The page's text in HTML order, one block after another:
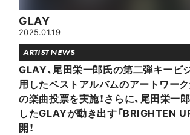
GLAY
2025.01.19
ARTIST NEWS
GLAY、尾田栄一郎氏の第二弾キービ
用したベストアルバムのアートワー
の楽曲投票を実施！さらに、尾田栄一
したGLAYが動き出す「BRIGHTEN
開！